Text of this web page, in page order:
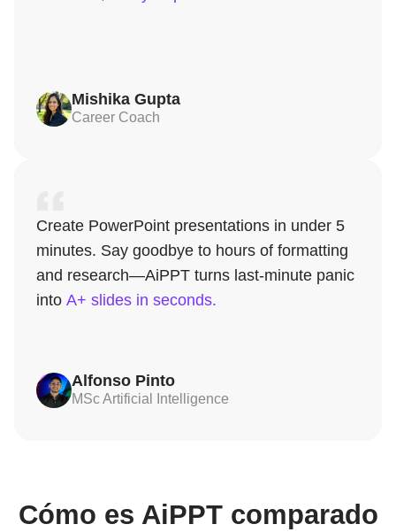
Mishika Gupta
Career Coach
Create PowerPoint presentations in under 5
minutes. Say goodbye to hours of formatting
and research—AiPPT turns last-minute panic
into A+ slides in seconds.
Alfonso Pinto
MSc Artificial Intelligence
Cómo es AiPPT comparado